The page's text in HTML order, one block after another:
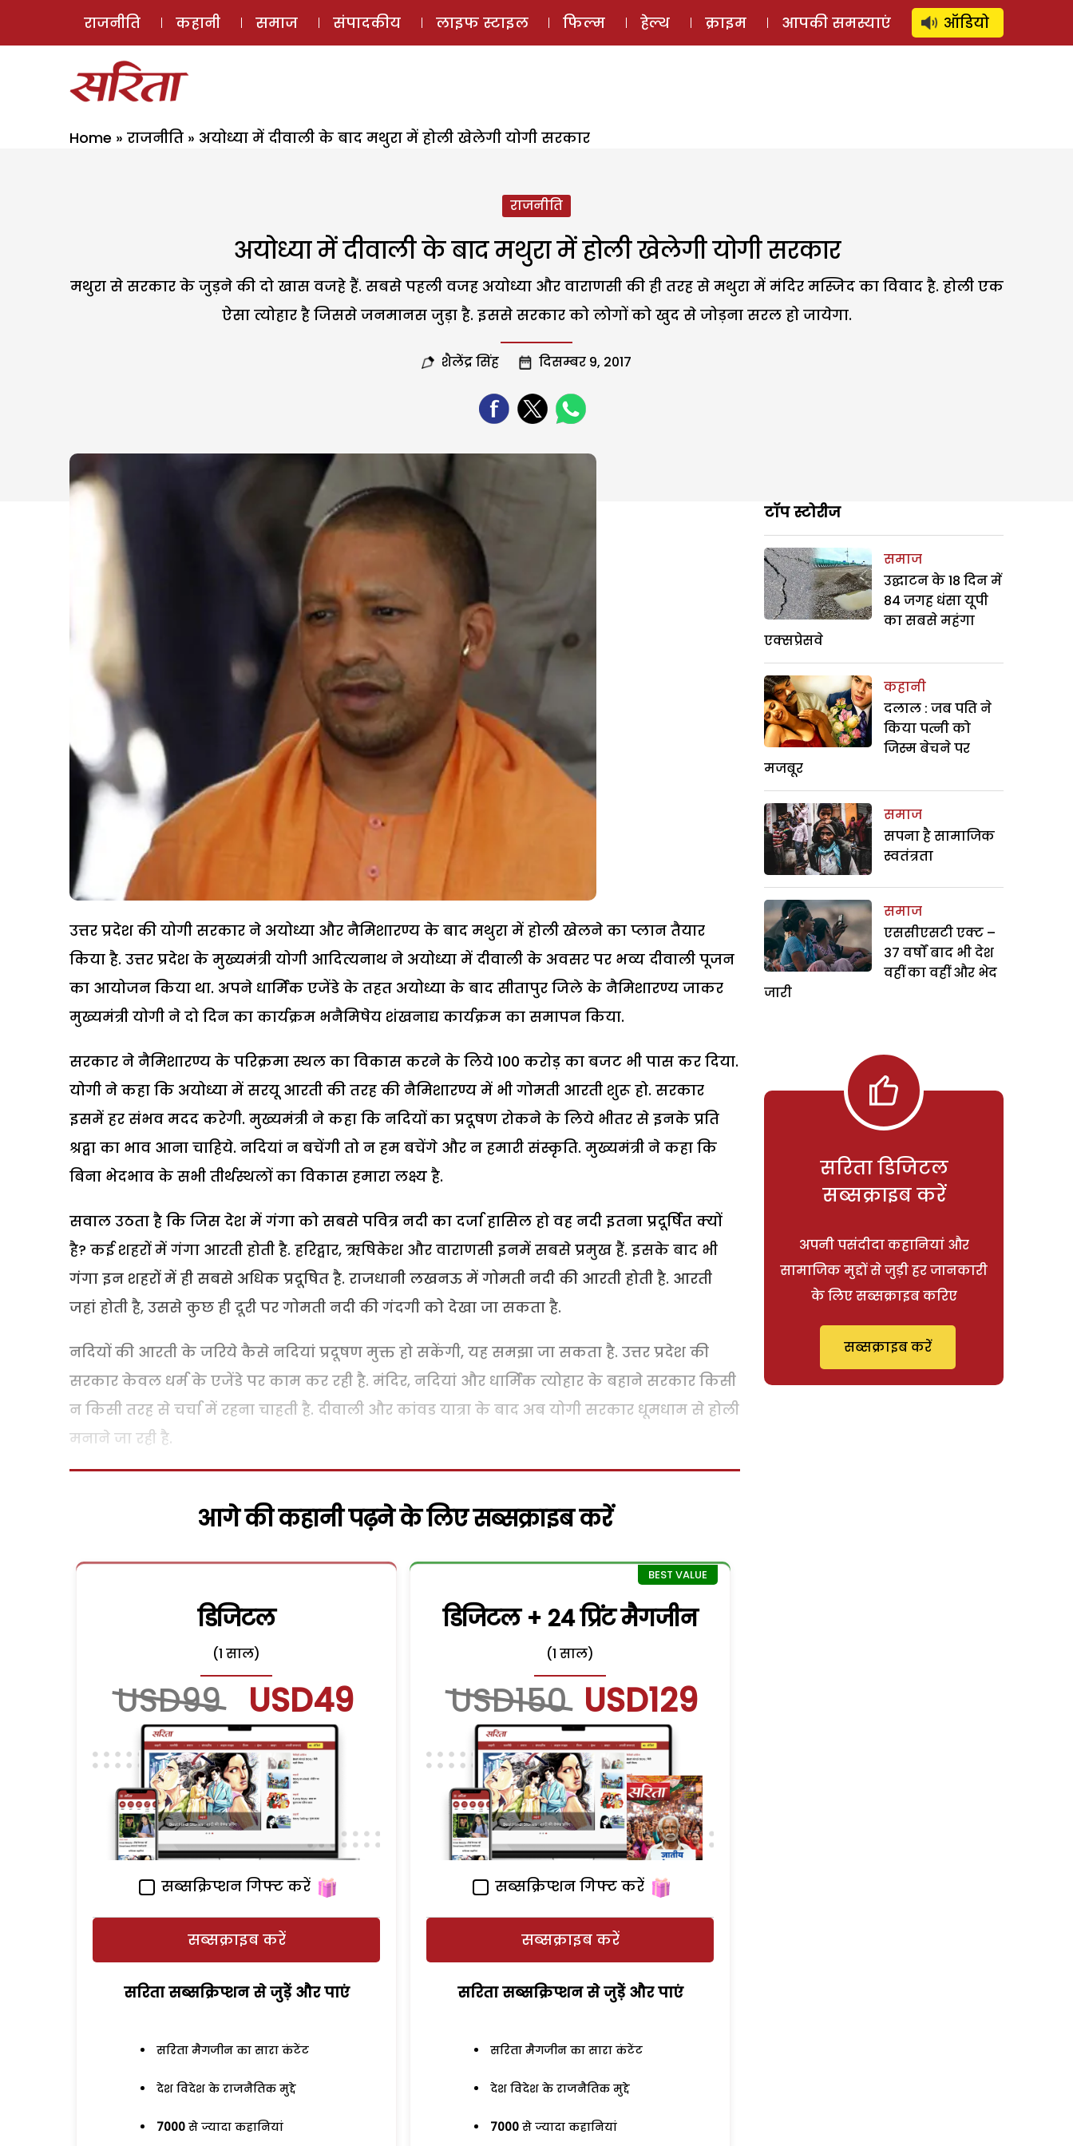
ई-मैगज़ीन ऑडियो स्टोरी लॉग इन ⚲ SUBSCRIBE
राजनीति कहानी समाज संपादकीय लाइफ स्टाइल फिल्म हेल्थ क्राइम आपकी समस्याएं ऑडियो
Home » राजनीति » अयोध्या में दीवाली के बाद मथुरा में होली खेलेगी योगी सरकार
राजनीति
अयोध्या में दीवाली के बाद मथुरा में होली खेलेगी योगी सरकार
मथुरा से सरकार के जुड़ने की दो खास वजहे हैं. सबसे पहली वजह अयोध्या और वाराणसी की ही तरह से मथुरा में मंदिर मस्जिद का विवाद है. होली एक
ऐसा त्योहार है जिससे जनमानस जुड़ा है. इससे सरकार को लोगों को खुद से जोड़ना सरल हो जायेगा.
शैलेंद्र सिंह दिसम्बर 9, 2017
उत्तर प्रदेश की योगी सरकार ने अयोध्या और नैमिशारण्य के बाद मथुरा में होली खेलने का प्लान तैयार
किया है. उत्तर प्रदेश के मुख्यमंत्री योगी आदित्यनाथ ने अयोध्या में दीवाली के अवसर पर भव्य दीवाली पूजन
का आयोजन किया था. अपने धार्मिक एजेंडे के तहत अयोध्या के बाद सीतापुर जिले के नैमिशारण्य जाकर
मुख्यमंत्री योगी ने दो दिन का कार्यक्रम भनैमिषेय शंखनाद्य कार्यक्रम का समापन किया.
सरकार ने नैमिशारण्य के परिक्रमा स्थल का विकास करने के लिये 100 करोड़ का बजट भी पास कर दिया.
योगी ने कहा कि अयोध्या में सरयू आरती की तरह की नैमिशारण्य में भी गोमती आरती शुरू हो. सरकार
इसमें हर संभव मदद करेगी. मुख्यमंत्री ने कहा कि नदियों का प्रदूषण रोकने के लिये भीतर से इनके प्रति
श्रद्वा का भाव आना चाहिये. नदियां न बचेंगी तो न हम बचेंगे और न हमारी संस्कृति. मुख्यमंत्री ने कहा कि
बिना भेदभाव के सभी तीर्थस्थलों का विकास हमारा लक्ष्य है.
सवाल उठता है कि जिस देश में गंगा को सबसे पवित्र नदी का दर्जा हासिल हो वह नदी इतना प्रदूर्षित क्यों
है? कई शहरों में गंगा आरती होती है. हरिद्वार, ऋषिकेश और वाराणसी इनमें सबसे प्रमुख हैं. इसके बाद भी
गंगा इन शहरों में ही सबसे अधिक प्रदूषित है. राजधानी लखनऊ में गोमती नदी की आरती होती है. आरती
जहां होती है, उससे कुछ ही दूरी पर गोमती नदी की गंदगी को देखा जा सकता है.
नदियों की आरती के जरिये कैसे नदियां प्रदूषण मुक्त हो सकेंगी, यह समझा जा सकता है. उत्तर प्रदेश की
सरकार केवल धर्म के एजेंडे पर काम कर रही है. मंदिर, नदियां और धार्मिक त्योहार के बहाने सरकार किसी
न किसी तरह से चर्चा में रहना चाहती है. दीवाली और कांवड यात्रा के बाद अब योगी सरकार धूमधाम से होली
मनाने जा रही है.
आगे की कहानी पढ़ने के लिए सब्सक्राइब करें
डिजिटल
(1 साल)
USD99 USD49
सब्सक्रिप्शन गिफ्ट करें
सब्सक्राइब करें
सरिता सब्सक्रिप्शन से जुड़ेें और पाएं
सरिता मैगजीन का सारा कंटेंट
देश विदेश के राजनैतिक मुद्दे
7000 से ज्यादा कहानियां
डिजिटल + 24 प्रिंट मैगजीन
(1 साल)
USD150 USD129
सब्सक्रिप्शन गिफ्ट करें
सब्सक्राइब करें
सरिता सब्सक्रिप्शन से जुड़ेें और पाएं
सरिता मैगजीन का सारा कंटेंट
देश विदेश के राजनैतिक मुद्दे
7000 से ज्यादा कहानियां
टॉप स्टोरीज
समाज
उद्घाटन के 18 दिन में
84 जगह धंसा यूपी
का सबसे महंगा
एक्सप्रेसवे
कहानी
दलाल : जब पति ने
किया पत्नी को
जिस्म बेचने पर
मजबूर
समाज
सपना है सामाजिक
स्वतंत्रता
समाज
एससीएसटी एक्ट –
37 वर्षों बाद भी देश
वहीं का वहीं और भेद
जारी
सरिता डिजिटल
सब्सक्राइब करें
अपनी पसंदीदा कहानियां और
सामाजिक मुद्दों से जुड़ी हर जानकारी
के लिए सब्सक्राइब करिए
सब्सक्राइब करें